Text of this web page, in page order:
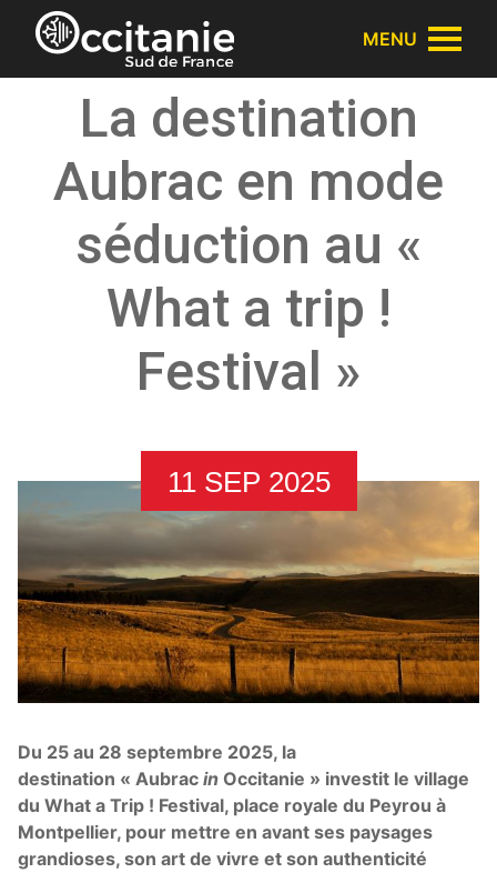
Panneau de gestion des cookies
MENU
La destination
Aubrac en mode
séduction au «
What a trip !
Festival »
11 SEP 2025
Du 25 au 28 septembre 2025, la
destination « Aubrac in Occitanie » investit le village
du What a Trip ! Festival, place royale du Peyrou à
Montpellier, pour mettre en avant ses paysages
grandioses, son art de vivre et son authenticité